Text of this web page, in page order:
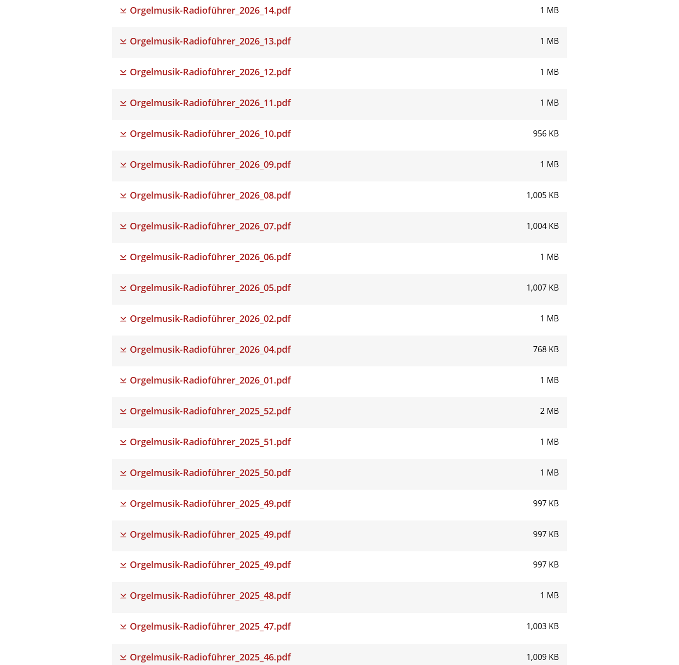
Orgelmusik-Radioführer_2026_14.pdf 1 MB
Orgelmusik-Radioführer_2026_13.pdf 1 MB
Orgelmusik-Radioführer_2026_12.pdf 1 MB
Orgelmusik-Radioführer_2026_11.pdf 1 MB
Orgelmusik-Radioführer_2026_10.pdf 956 KB
Orgelmusik-Radioführer_2026_09.pdf 1 MB
Orgelmusik-Radioführer_2026_08.pdf 1,005 KB
Orgelmusik-Radioführer_2026_07.pdf 1,004 KB
Orgelmusik-Radioführer_2026_06.pdf 1 MB
Orgelmusik-Radioführer_2026_05.pdf 1,007 KB
Orgelmusik-Radioführer_2026_02.pdf 1 MB
Orgelmusik-Radioführer_2026_04.pdf 768 KB
Orgelmusik-Radioführer_2026_01.pdf 1 MB
Orgelmusik-Radioführer_2025_52.pdf 2 MB
Orgelmusik-Radioführer_2025_51.pdf 1 MB
Orgelmusik-Radioführer_2025_50.pdf 1 MB
Orgelmusik-Radioführer_2025_49.pdf 997 KB
Orgelmusik-Radioführer_2025_49.pdf 997 KB
Orgelmusik-Radioführer_2025_49.pdf 997 KB
Orgelmusik-Radioführer_2025_48.pdf 1 MB
Orgelmusik-Radioführer_2025_47.pdf 1,003 KB
Orgelmusik-Radioführer_2025_46.pdf 1,009 KB